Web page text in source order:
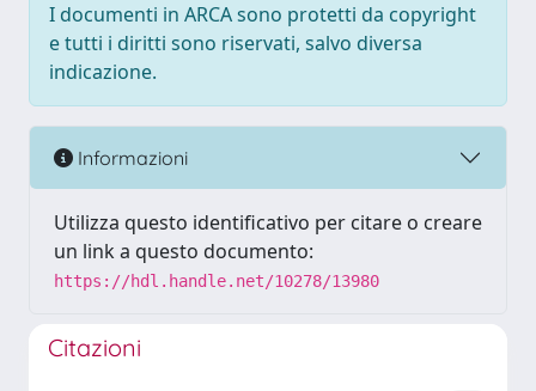
I documenti in ARCA sono protetti da copyright
e tutti i diritti sono riservati, salvo diversa
indicazione.
Informazioni
Utilizza questo identificativo per citare o creare
un link a questo documento:
https://hdl.handle.net/10278/13980
Citazioni